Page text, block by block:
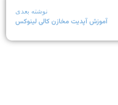
نوشته بعدی
آموزش آپدیت مخازن کالی لینوکس